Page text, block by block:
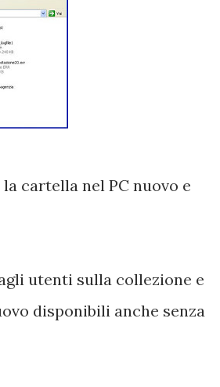
cartella nel PC nuovo e
utenti sulla collezione e
disponibili anche senza